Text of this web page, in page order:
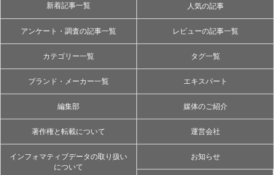
新着記事一覧 人気の記事
アンケート・調査の記事一覧 レビューの記事一覧
カテゴリー一覧 タグ一覧
ブランド・メーカー一覧 エキスパート
編集部 媒体のご紹介
著作権と転載について 運営会社
インフォマティブデータの取り扱い
について
お知らせ